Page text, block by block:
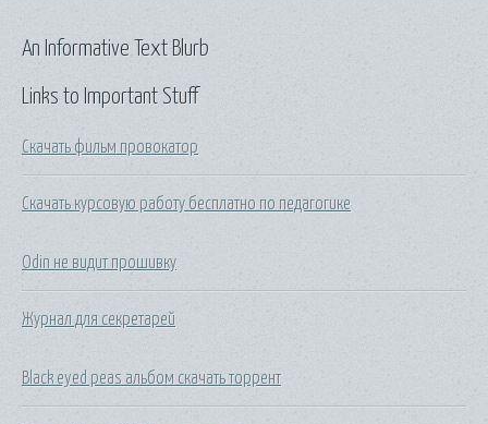
Links to Important Stuff
Скачать фильм провокатор
Скачать курсовую работу бесплатно по педагогике
Odin не видит прошивку
Журнал для секретарей
Black eyed peas альбом скачать торрент
An Informative Text Blurb